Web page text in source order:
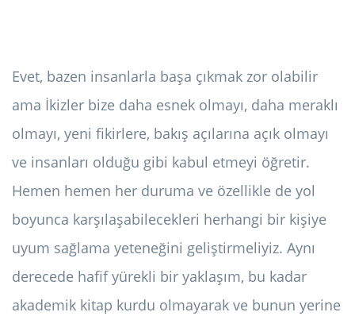
Evet, bazen insanlarla başa çıkmak zor olabilir
ama İkizler bize daha esnek olmayı, daha meraklı
olmayı, yeni fikirlere, bakış açılarına açık olmayı
ve insanları olduğu gibi kabul etmeyi öğretir.
Hemen hemen her duruma ve özellikle de yol
boyunca karşılaşabilecekleri herhangi bir kişiye
uyum sağlama yeteneğini geliştirmeliyiz. Aynı
derecede hafif yürekli bir yaklaşım, bu kadar
akademik kitap kurdu olmayarak ve bunun yerine